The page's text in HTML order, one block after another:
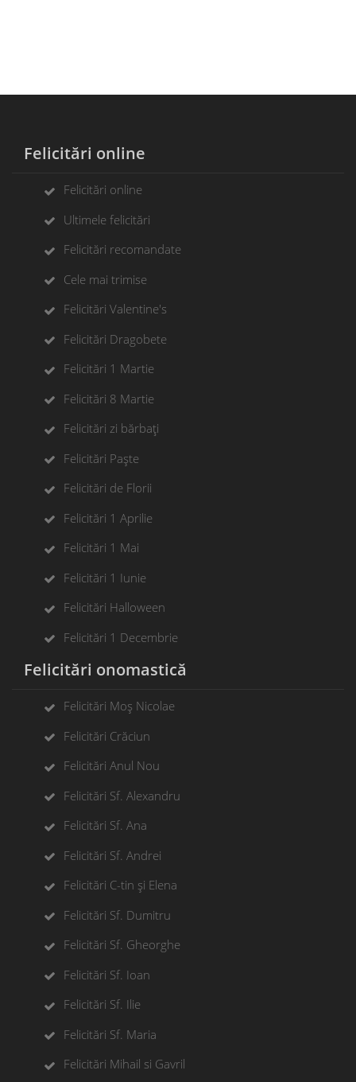
Felicitări online
Felicitări online
Ultimele felicitări
Felicitări recomandate
Cele mai trimise
Felicitări Valentine's
Felicitări Dragobete
Felicitări 1 Martie
Felicitări 8 Martie
Felicitări zi bărbați
Felicitări Paște
Felicitări de Florii
Felicitări 1 Aprilie
Felicitări 1 Mai
Felicitări 1 Iunie
Felicitări Halloween
Felicitări 1 Decembrie
Felicitări onomastică
Felicitări Moș Nicolae
Felicitări Crăciun
Felicitări Anul Nou
Felicitări Sf. Alexandru
Felicitări Sf. Ana
Felicitări Sf. Andrei
Felicitări C-tin și Elena
Felicitări Sf. Dumitru
Felicitări Sf. Gheorghe
Felicitări Sf. Ioan
Felicitări Sf. Ilie
Felicitări Sf. Maria
Felicitări Mihail si Gavril